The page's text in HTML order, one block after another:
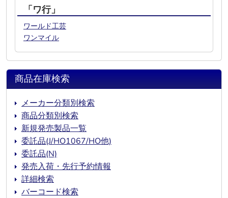
「ワ行」
ワールド工芸
ワンマイル
商品在庫検索
メーカー分類別検索
商品分類別検索
新規発売製品一覧
委託品(J/HO1067/HO他)
委託品(N)
発売入荷・先行予約情報
詳細検索
バーコード検索